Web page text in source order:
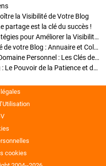
la Visibilité de Votre Blog
partage est la clé du succès !
Optimisation SEO des Articles : Stratégies pour Améliorer la Visibilité de Votre Blog
Stratégies pour améliorer la visibilité de votre Blog : Annuaire et Collaborations
Pourquoi Investir dans un Nom de Domaine Personnel : Les Clés de la Réussite de Votre Blog
Comment Faire Émerger Votre Blog : Le Pouvoir de la Patience et de la Persévérance
cookies